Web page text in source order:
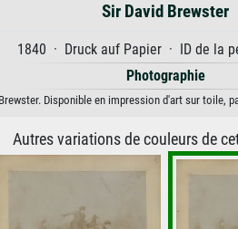
Sir David Brewster
1840 · Druck auf Papier · ID de la
Photographie
Disponible en impression d'art sur
Autres variations de couleurs de